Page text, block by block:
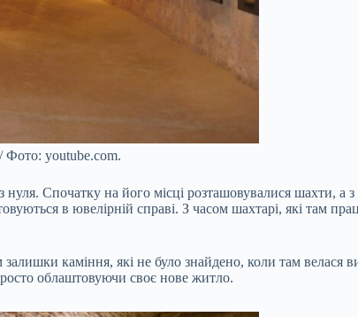
Фото: youtube.com.
Спочатку на його місці розташовувалися шахти, а
в ювелірній справі. З часом шахтарі, які там
каміння, які не було знайдено, коли там велася
облаштовуючи своє нове житло.